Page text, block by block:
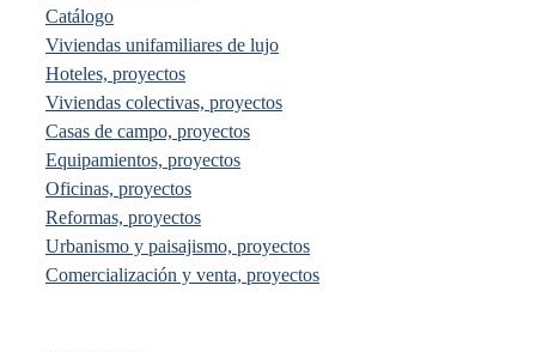
Catálogo
Viviendas unifamiliares de lujo
Hoteles, proyectos
Viviendas colectivas, proyectos
Casas de campo, proyectos
Equipamientos, proyectos
Oficinas, proyectos
Reformas, proyectos
Urbanismo y paisajismo, proyectos
Comercialización y venta, proyectos